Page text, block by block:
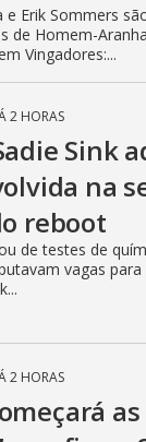
e Erik Sommers
de Homem-
Vingadores:...
2 HORAS
Sink
na
reboot
de testes de
vagas
2 HORAS